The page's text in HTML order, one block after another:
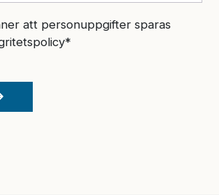
att personuppgifter sparas